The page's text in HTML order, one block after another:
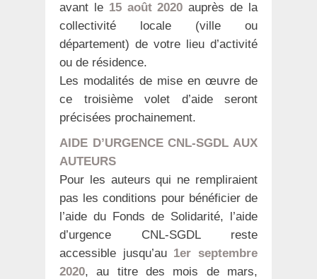
avant le 15 août 2020 auprès de la
collectivité locale (ville ou
département) de votre lieu d’activité
ou de résidence.
Les modalités de mise en œuvre de
ce troisième volet d’aide seront
précisées prochainement.
AIDE D’URGENCE CNL-SGDL AUX
AUTEURS
Pour les auteurs qui ne rempliraient
pas les conditions pour bénéficier de
l’aide du Fonds de Solidarité, l’aide
d’urgence CNL-SGDL reste
accessible jusqu’au 1er septembre
2020, au titre des mois de mars,